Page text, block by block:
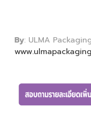
By: ULMA